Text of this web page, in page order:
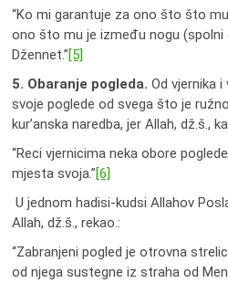
“Ko mi garantuje za ono što što
ono što mu je između nogu (spolni
Džennet.”[5]
5. Obaranje pogleda. Od vjernika
svoje poglede od svega što je
kur’anska naredba, jer Allah, dž.š.,
“Reci vjernicima neka obore
mjesta svoja.”[6]
U jednom hadisi-kudsi Allahov
Allah, dž.š., rekao.:
“Zabranjeni pogled je otrovna
od njega sustegne iz straha od